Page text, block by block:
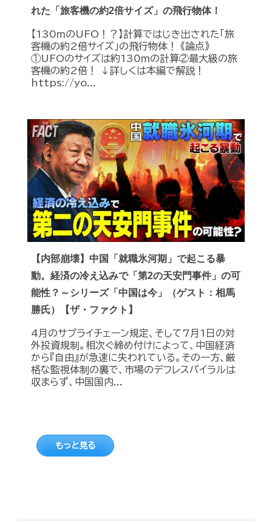
れた「旅客機の約2倍サイズ」の飛行物体！
【130ｍのUFO！？】計算ではじき出された「旅
客機の約2倍サイズ」の飛行物体！ 《論点》
①UFOのサイズは約130ｍの計算②最大級の旅
客機の約2倍！ ↓詳しくは本編で解説！
https://yo...
【内部崩壊】中国「就職氷河期」で起こる暴
動。経済の冷え込みで「第2の天安門事件」の可
能性？～シリーズ「中国は今」（ゲスト：相馬
勝氏）【ザ・ファクト】
4月のサプライチェーン規定、そして7月1日の対
外投資規制。相次ぐ締め付けによって、中国経済
から『自由』が急速に失われている。その一方、厳
格な監視体制の裏で、市場のデフレスパイラルは
収まらず、中国国内...
もっと見る